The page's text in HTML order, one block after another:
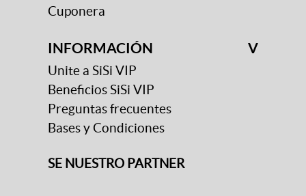
Cuponera
INFORMACIÓN V
Unite a SiSi VIP
Beneficios SiSi VIP
Preguntas frecuentes
Bases y Condiciones
SE NUESTRO PARTNER